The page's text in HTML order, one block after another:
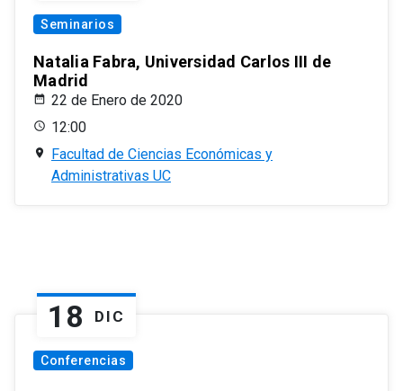
Seminarios
Natalia Fabra, Universidad Carlos III de
Madrid
22 de Enero de 2020
12:00
Facultad de Ciencias Económicas y
Administrativas UC
18 DIC
Conferencias